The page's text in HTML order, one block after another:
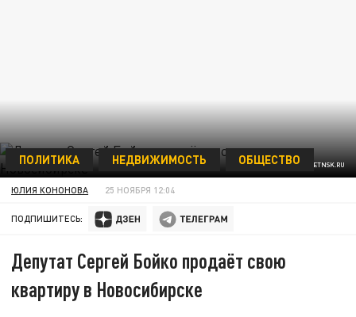
ФОТО: GORSOVETNSK.RU
ПОЛИТИКА НЕДВИЖИМОСТЬ ОБЩЕСТВО
ЮЛИЯ КОНОНОВА 25 НОЯБРЯ 12:04
ПОДПИШИТЕСЬ:
Депутат Сергей Бойко продаёт свою
квартиру в Новосибирске